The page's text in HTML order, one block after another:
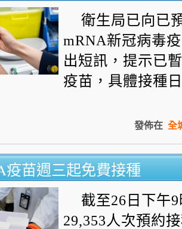
衛生局已向已
mRNA新冠病毒
出短訊，提示已
疫苗，具體接種
發佈在 全
疫苗週三起免費接種
截至26日下午
29,353人次預約